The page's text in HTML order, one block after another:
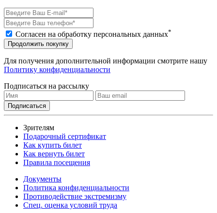
Согласен на обработку персональных данных*
Продолжить покупку
Для получения дополнительной информации смотрите нашу
Политику конфиденциальности
Подписаться на рассылку
Зрителям
Подарочный сертификат
Как купить билет
Как вернуть билет
Правила посещения
Документы
Политика конфиденциальности
Противодействие экстремизму
Спец. оценка условий труда